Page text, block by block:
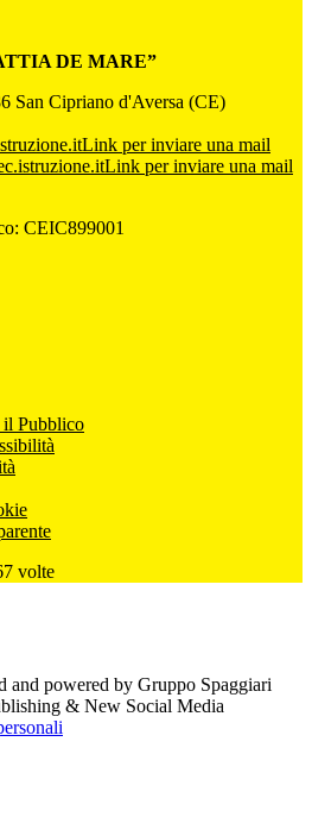
DE MARE”
San Cipriano d'Aversa (CE)
Link per inviare una mail
Link per inviare una mail
CEIC899001
Pubblico
volte
and powered by Gruppo Spaggiari
& New Social Media